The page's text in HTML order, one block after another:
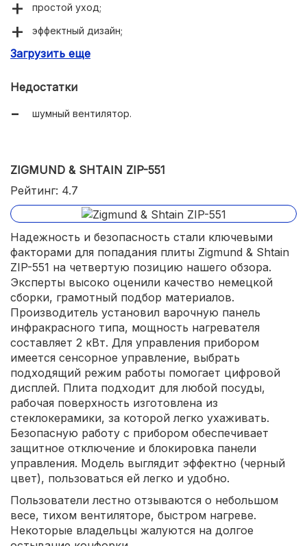
простой уход;
эффектный дизайн;
экономное энергопотребление.
Загрузить еще
Недостатки
шумный вентилятор.
ZIGMUND & SHTAIN ZIP-551
Рейтинг: 4.7
Надежность и безопасность стали ключевыми
факторами для попадания плиты Zigmund & Shtain
ZIP-551 на четвертую позицию нашего обзора.
Эксперты высоко оценили качество немецкой
сборки, грамотный подбор материалов.
Производитель установил варочную панель
инфракрасного типа, мощность нагревателя
составляет 2 кВт. Для управления прибором
имеется сенсорное управление, выбрать
подходящий режим работы помогает цифровой
дисплей. Плита подходит для любой посуды,
рабочая поверхность изготовлена из
стеклокерамики, за которой легко ухаживать.
Безопасную работу с прибором обеспечивает
защитное отключение и блокировка панели
управления. Модель выглядит эффектно (черный
цвет), пользоваться ей легко и удобно.
Пользователи лестно отзываются о небольшом
весе, тихом вентиляторе, быстром нагреве.
Некоторые владельцы жалуются на долгое